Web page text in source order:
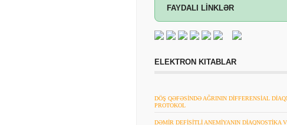
FAYDALI LİNKLƏR
ELEKTRON KITABLAR
DÖŞ QƏFƏSİNDƏ AĞRININ DİFFERENSİAL
PROTOKOL
DƏMİR DEFİSİTLİ ANEMİYANIN DİAQNOSTİKA